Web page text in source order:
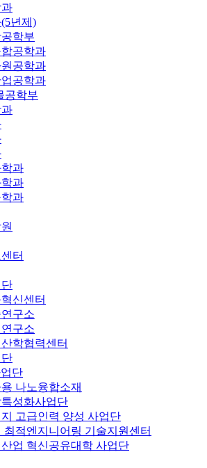
년제)
학부
공학과
공학과
공학과
공학부
과
과
과
터
신센터
구소
구소
학협력센터
단
나노융합소재
성화사업단
고급인력 양성 사업단
최적엔지니어링 기술지원센터
업 혁신공유대학 사업단